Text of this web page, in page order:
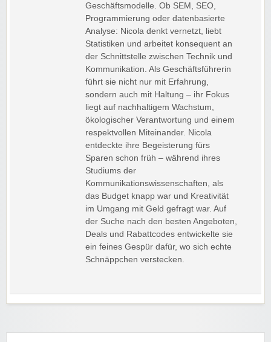
Geschäftsmodelle. Ob SEM, SEO,
Programmierung oder datenbasierte
Analyse: Nicola denkt vernetzt, liebt
Statistiken und arbeitet konsequent an
der Schnittstelle zwischen Technik und
Kommunikation. Als Geschäftsführerin
führt sie nicht nur mit Erfahrung,
sondern auch mit Haltung – ihr Fokus
liegt auf nachhaltigem Wachstum,
ökologischer Verantwortung und einem
respektvollen Miteinander. Nicola
entdeckte ihre Begeisterung fürs
Sparen schon früh – während ihres
Studiums der
Kommunikationswissenschaften, als
das Budget knapp war und Kreativität
im Umgang mit Geld gefragt war. Auf
der Suche nach den besten Angeboten,
Deals und Rabattcodes entwickelte sie
ein feines Gespür dafür, wo sich echte
Schnäppchen verstecken.